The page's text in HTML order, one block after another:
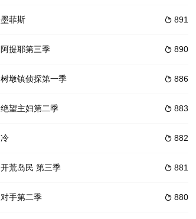
 891
墨菲斯
 890
阿提耶第三季
 886
树墩镇侦探第一季
 883
绝望主妇第二季
 882
冷
 881
开荒岛民 第三季
 880
对手第二季